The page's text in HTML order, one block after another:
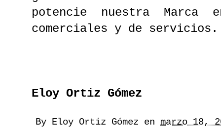
potencie nuestra
comerciales y de servicios.
Eloy Ortiz Gómez
By Eloy Ortiz Gómez en marzo 18,